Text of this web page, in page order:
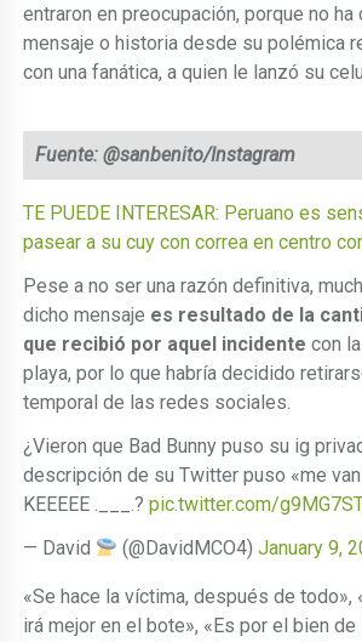
entraron en preocupación, porque no ha
mensaje o historia desde su polémica
con una fanática, a quien le lanzó su
Fuente: @sanbenito/Instagram
TE PUEDE INTERESAR: Peruano es
pasear a su cuy con correa en centro
Pese a no ser una razón definitiva,
dicho mensaje es resultado de la
que recibió por aquel incidente con
playa, por lo que habría decidido
temporal de las redes sociales.
¿Vieron que Bad Bunny puso su ig
descripción de su Twitter puso «me van
KEEEEE .___.?pic.twitter.com/
— David
(@DavidMCO4)January 9,
«Se hace la víctima, después de todo»,
irá mejor en el bote», «Es por el bien